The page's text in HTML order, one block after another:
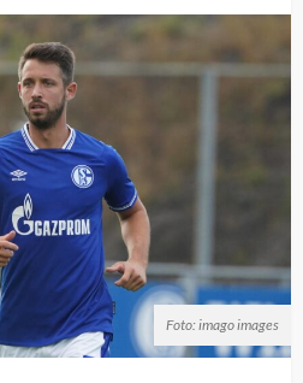
Foto: imago images